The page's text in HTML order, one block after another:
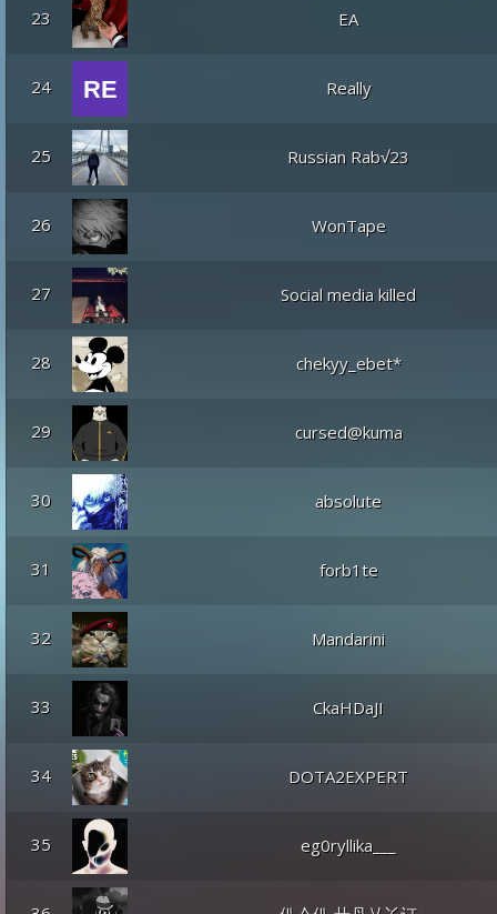
23 EA
24 Really
25 Russian Rab√23
26 WonTape
27 Social media killed
28 chekyy_ebet*
29 cursed@kuma
30 absolute
31 forb1te
32 Mandarini
33 CkaHDaJI
34 DOTA2EXPERT
35 eg0ryllika___